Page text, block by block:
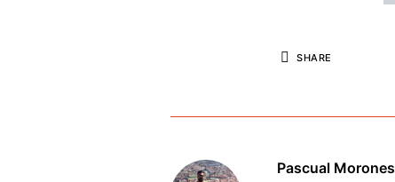
SHARE
Pascual Morones